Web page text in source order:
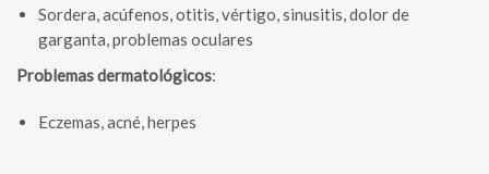
Sordera, acúfenos, otitis, vértigo, sinusitis, dolor de
garganta, problemas oculares
Problemas dermatológicos:
Eczemas, acné, herpes